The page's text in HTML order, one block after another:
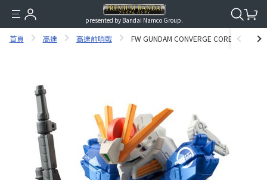
presented by Bandai Namco Group.
首頁 高達 高達前哨戰 FW GUNDAM CONVERGE CORE S